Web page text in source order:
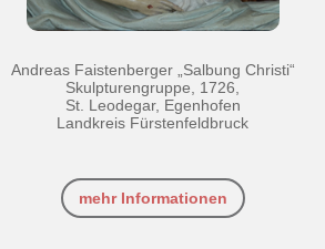
Andreas Faistenberger „Salbung Christi“
Skulpturengruppe, 1726,
St. Leodegar, Egenhofen
Landkreis Fürstenfeldbruck
mehr Informationen